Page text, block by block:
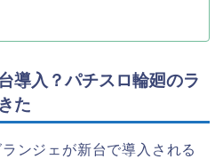
導入？パチスロ輪廻のラ
た
ンジェが新台で導入される